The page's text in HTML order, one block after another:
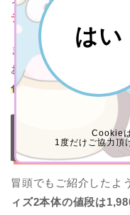
テックウィズに似た形状
また、2023年6月29日(
おり、ブランドのイメ
色(ブラック・ホワイト
with2(ウィズ2)は
5日(火)頃に発売予
冒頭でもご紹介したよ
ィズ2本体の値段は
はい
Cookie
1度だけご協力頂